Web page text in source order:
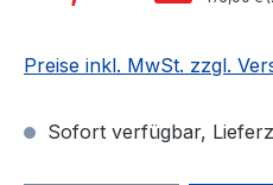
Preise inkl. MwSt. zzgl.
Sofort verfügbar,